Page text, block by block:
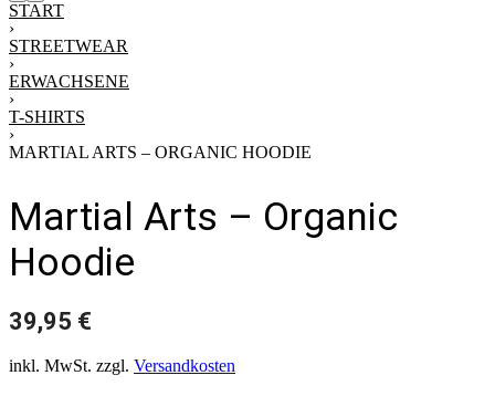
START
›
STREETWEAR
›
ERWACHSENE
›
T-SHIRTS
›
MARTIAL ARTS – ORGANIC HOODIE
Martial Arts – Organic
Hoodie
39,95 €
inkl. MwSt. zzgl. Versandkosten